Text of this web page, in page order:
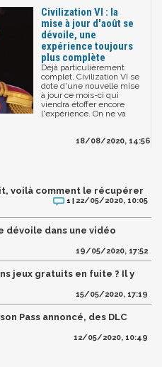
Civilization VI : la
mise à jour d'août se
dévoile, une
expérience toujours
plus complète
Déjà particulièrement
complet, Civilization VI se
dote d'une nouvelle mise
à jour ce mois-ci qui
viendra étoffer encore
l'expérience. On ne va
18/08/2020, 14:56
voilà comment le récupérer
1 | 22/05/2020, 10:05
dévoile dans une vidéo
19/05/2020, 17:52
jeux gratuits en fuite ? Il y
15/05/2020, 17:19
Pass annoncé, des DLC
12/05/2020, 10:49